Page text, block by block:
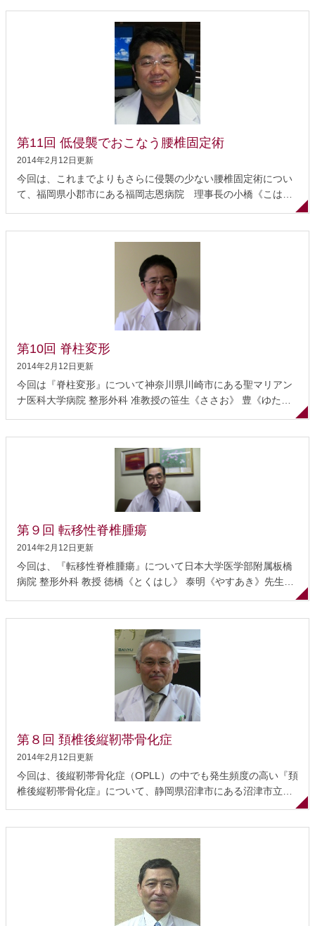
た。 藤田先生は日本脊椎脊髄病学会の指導医であり、2001年に
この手術法を導入して以来1,000例以上の経験を持つ脊椎外科の
スペシャリストです。 椎間板ヘルニアとは 椎間板ヘルニアの手
術治療 ヘルニア摘出術 傷が小さい顕微鏡手術とは 手術の特徴
椎間板ヘルニアの手術を受ける前に 椎間板ヘルニアとは 脊椎
は、椎骨（ついこつ）と呼ばれる骨が連結したものです。椎間
板は、椎骨と椎骨の間にあって、衝撃をやわらげるクッション
れるゼリー状の組織で、その周辺を線維の層（線維輪＝せんい
りん）...
第11回 低侵襲でおこなう腰椎固定術
2014年2月12日更新
今回は、これまでよりもさらに侵襲の少ない腰椎固定術につい
て、福岡県小郡市にある福岡志恩病院 理事長の小橋《こは
し》 芳浩《よしひろ》 先生にお話を伺いました。小橋先生は脊
腰椎固定術70例）をこなすスペシャリストです。 腰椎固定術
低侵襲手術（MIS＝Minimally Invasive Surgery）とは 低侵襲に
よる腰椎固定術の実際 従来の手術法との違い まとめ 腰椎固定
術 1.適応となる状態 脊椎には生理的弯曲と呼ばれる前後のカー
ブがあり、腰椎では、前弯（お腹側に凸型にカーブ）していま
す。そして、腰椎は前屈、後屈、そして若干の側屈および回旋
運動を行うことができます。脊椎の中には脊柱管という脊髄神
経が通る管（空間）がありますが、その管は、腰を前屈して
も、後屈しても、回旋しても、常に温存された状態にあるのが
正常です。腰椎固定術が必...
第10回 脊柱変形
2014年2月12日更新
今回は『脊柱変形』について神奈川県川崎市にある聖マリアン
ナ医科大学病院 整形外科 准教授の笹生《ささお》 豊《ゆた
発性側弯症 側弯症の手術治療について 成人の側弯症治療 側弯
症と診断されたら 脊柱変形とは 脊柱変形とは、正常な脊柱のア
ライメント（椎骨の配列）から逸脱した状態をいいます。脊柱
は、正面あるいは背面から見るとほぼまっすぐで、横から見る
とカーブ（弯曲）しています。これを生理的弯曲といいます。
この弯曲が異常であったり、正面から見て側方（横）に弯曲し
たりする状態を脊柱変形といいま す。 脊椎の生理的弯曲は、頚
椎が約20度の前弯（前方に凸型）、胸椎が約20～40度の後弯
（後方に凸型）、腰椎が約35～60度の前弯（前方に凸型）と 言
われています。これらの数値から逸脱している...
第９回 転移性脊椎腫瘍
2014年2月12日更新
今回は、『転移性脊椎腫瘍』について日本大学医学部附属板橋
病院 整形外科 教授 徳橋《とくはし》 泰明《やすあき》先生に
れたスペシャリストです。 転移性脊椎腫瘍とは 整形外科医の役
割 整形外科の治療 手術治療の適応と方法 その他の治療 まとめ
転移性脊椎腫瘍とは 転移性脊椎腫瘍とは、悪性腫瘍が脊椎に転
移したものをいいます。悪性腫瘍には、胃や肺などの臓器にで
きる「がん」や、「肉腫」、「白血病」などがありますが、転
移性脊椎腫瘍のほとんどが「がん」からの転移によるもので
す。 がんで亡くなる症例のおよそ30％に骨への転移があると言
われており、その中で最も多いのが脊椎への転移です。頚椎か
ら仙椎まで脊椎のどの部分でも起 こりますが、頻度としては腰
第８回 頚椎後縦靭帯骨化症
2014年2月12日更新
今回は、後縦靭帯骨化症（OPLL）の中でも発生頻度の高い『頚
椎後縦靭帯骨化症』について、静岡県沼津市にある沼津市立病
成20年度）行い、頚椎後縦靭帯骨化症の治療において積極的に
前方固定術を行っている全国でも有数の病院です。 後縦靭帯骨
化症（OPLL）とは 治療について 検査と診断 転倒には注意が必
要 手術の適応 頚椎後縦靭帯骨化症の手術治療 おわりに 後縦靭
帯骨化症（OPLL）とは 頚椎の後縦靭帯の後ろには脊髄があり
ます。骨化・増大した後縦靭帯によって脊髄が障害されると、